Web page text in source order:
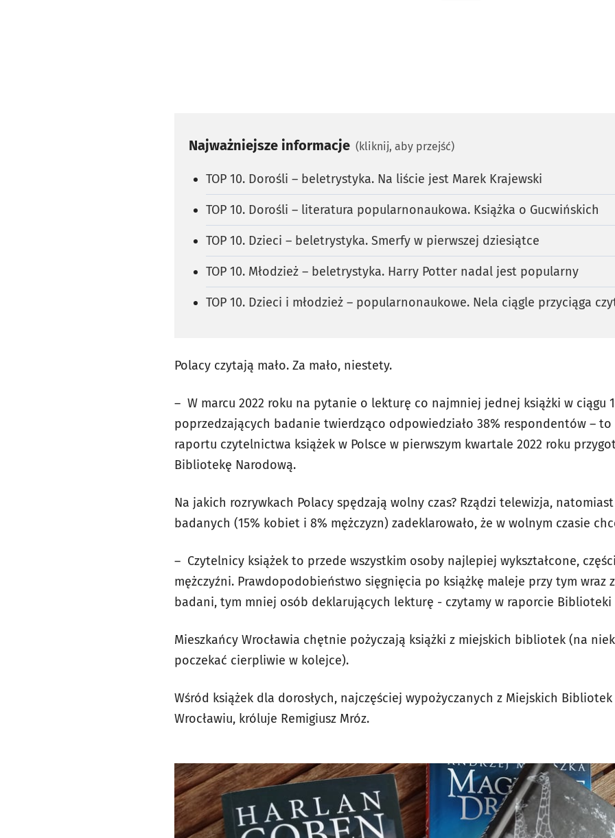
Najważniejsze informacje (kliknij, aby przejść)
TOP 10. Dorośli – beletrystyka. Na liście jest Marek Krajewski
TOP 10. Dorośli – literatura popularnonaukowa. Książka o Gucwińskich
TOP 10. Dzieci – beletrystyka. Smerfy w pierwszej dziesiątce
TOP 10. Młodzież – beletrystyka. Harry Potter nadal jest popularny
TOP 10. Dzieci i młodzież – popularnonaukowe. Nela ciągle przyciąga
Polacy czytają mało. Za mało, niestety.
– W marcu 2022 roku na pytanie o lekturę co najmniej jednej książki w ciągu
poprzedzających badanie twierdząco odpowiedziało 38% respondentów – to
raportu czytelnictwa książek w Polsce w pierwszym kwartale 2022 roku
Bibliotekę Narodową.
Na jakich rozrywkach Polacy spędzają wolny czas? Rządzi telewizja,
badanych (15% kobiet i 8% mężczyzn) zadeklarowało, że w wolnym czasie
– Czytelnicy książek to przede wszystkim osoby najlepiej wykształ­cone,
mężczyźni. Prawdopodobieństwo sięgnięcia po książkę maleje przy tym wraz
badani, tym mniej osób deklarujących lekturę - czytamy w raporcie Biblioteki
Mieszkańcy Wrocławia chętnie pożyczają książki z miejskich bibliotek (na
poczekać cierpliwie w kolejce).
Wśród książek dla dorosłych, najczęściej wypożyczanych z Miejskich
Wrocławiu, króluje Remigiusz Mróz.